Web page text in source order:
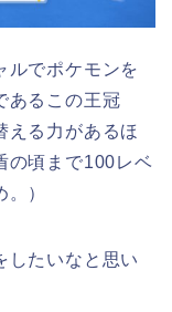
ルでポケモンを
あるこの王冠
える力があるほ
の頃まで100レベ
）
したいなと思い